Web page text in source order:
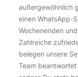
außergewöhnlich
einen WhatsApp-
Wochenenden
Zahlreiche
belegen unsere
Team